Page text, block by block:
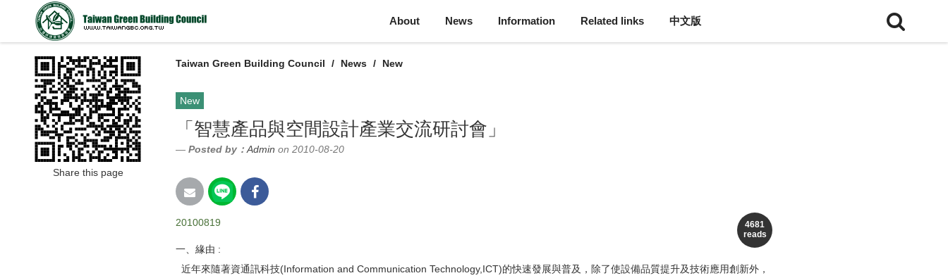
About News Information Related links 中文版
Taiwan Green Building Council News New
New
「智慧產品與空間設計產業交流研討會」
Posted by： Admin on 2010-08-20
4681
reads
20100819
一、緣由 :
近年來隨著資通訊科技(Information and Communication Technology,ICT)的快速發展與普及，除了使設備品質提升及技術應用創新外，
Share this page